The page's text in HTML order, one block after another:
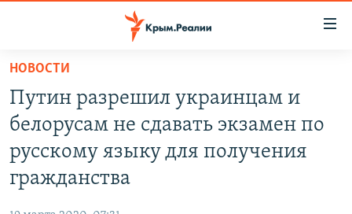
Вернуться
основному
содержанию
Вернутся
главной
СПЕЦПРОЕКТЫ
НОВОСТИ
Путин разрешил украинцам и
белорусам не сдавать экзамен по
русскому языку для получения
гражданства